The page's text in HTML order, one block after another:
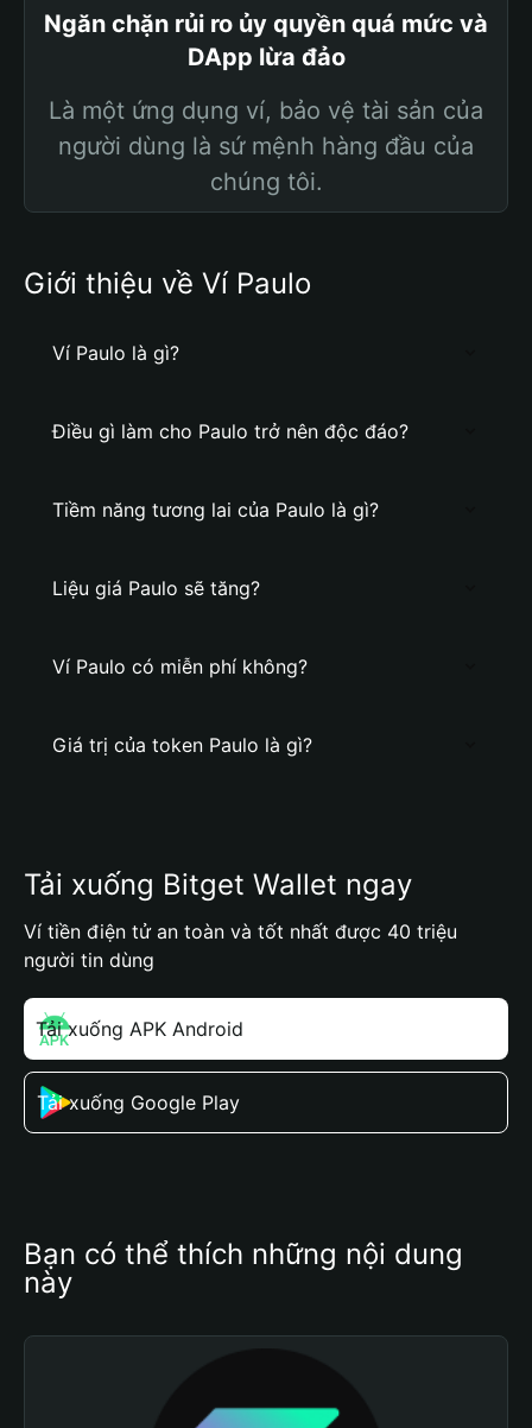
Ngăn chặn rủi ro ủy quyền quá mức và
DApp lừa đảo
Là một ứng dụng ví, bảo vệ tài sản của
người dùng là sứ mệnh hàng đầu của
chúng tôi.
Giới thiệu về Ví Paulo
Ví Paulo là gì?
Điều gì làm cho Paulo trở nên độc đáo?
Tiềm năng tương lai của Paulo là gì?
Liệu giá Paulo sẽ tăng?
Ví Paulo có miễn phí không?
Giá trị của token Paulo là gì?
Tải xuống Bitget Wallet ngay
Ví tiền điện tử an toàn và tốt nhất được 40 triệu
người tin dùng
Tải xuống APK Android
Tải xuống Google Play
Bạn có thể thích những nội dung
này